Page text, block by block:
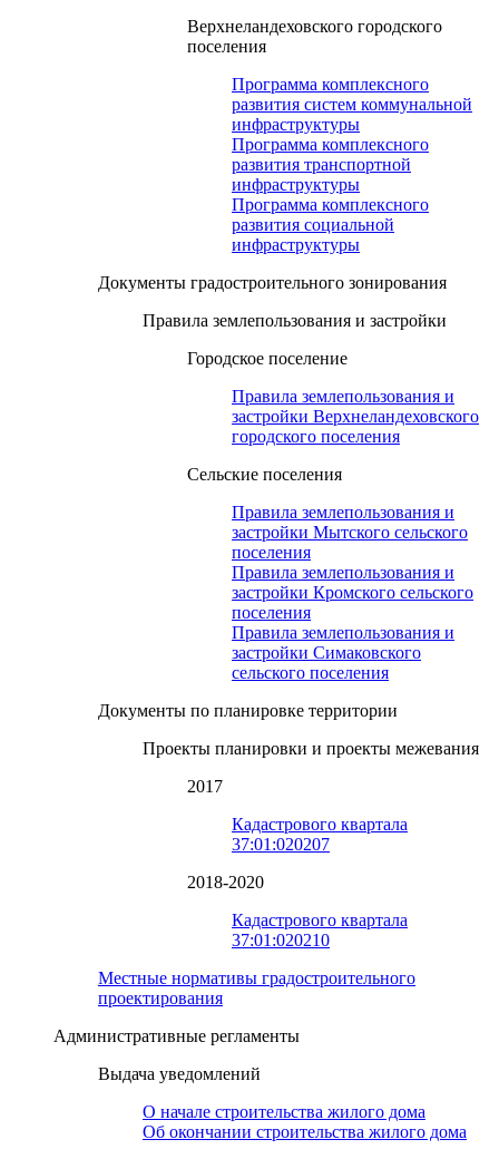
Верхнеландеховского городского
поселения
Программа комплексного
развития систем коммунальной
инфраструктуры
Программа комплексного
развития транспортной
инфраструктуры
Программа комплексного
развития социальной
инфраструктуры
Документы градостроительного зонирования
Правила землепользования и застройки
Городское поселение
Правила землепользования и
застройки Верхнеландеховского
городского поселения
Сельские поселения
Правила землепользования и
застройки Мытского сельского
поселения
Правила землепользования и
застройки Кромского сельского
поселения
Правила землепользования и
застройки Симаковского
сельского поселения
Документы по планировке территории
Проекты планировки и проекты межевания
2017
Кадастрового квартала
37:01:020207
2018-2020
Кадастрового квартала
37:01:020210
Местные нормативы градостроительного
проектирования
Административные регламенты
Выдача уведомлений
О начале строительства жилого дома
Об окончании строительства жилого дома